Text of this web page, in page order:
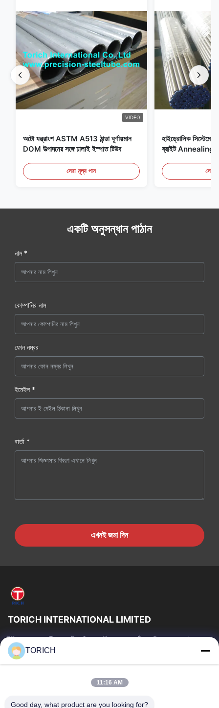
VIDEO
অটো যন্ত্রাংশ ASTM A513 ঠান্ডা ঘূর্ণায়মান
DOM উত্পাদনের সঙ্গে ঢালাই ইস্পাত টিউব
সেরা মূল্য পান
হাইড্রোলিক সিস্টেমের
ব্রাইট Annealing
সেরা
একটি অনুসন্ধান পাঠান
নাম *
কোম্পানির নাম
ফোন নম্বর
ইমেইল *
বার্তা *
এখনই জমা দিন
TORICH INTERNATIONAL LIMITED
টরিচ গ্রুপ হল একটি ওয়ান-স্টপ কাঁচামাল পরিষেবা প্রদানকারী যার উৎপাদন, গবেষণা ও
উন্নয়ন, ট্রেডিং, গুদামজাতকরণ এবং কাস্টমাইজড প্রক্রিয়াকরণে 30...
গুরুত্বপূর্ণ সংযোগ
পণ্য
TORICH
11:16 AM
Good day, what product are you looking for?